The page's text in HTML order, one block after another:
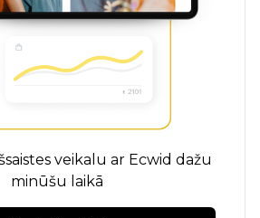
veikalu ar Ecwid dažu
minūšu laikā